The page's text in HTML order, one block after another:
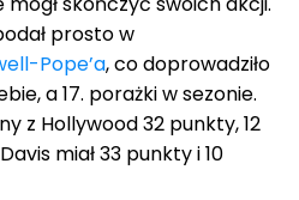
prosto w
Pope’a, co doprowadziło
a 17. porażki w sezonie.
z Hollywood 32 punkty, 12
miał 33 punkty i 10